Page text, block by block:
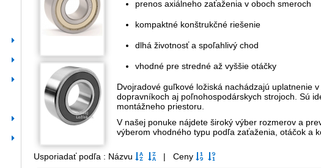
prenos axiálneho zaťaženia v oboch smeroch
kompaktné konštrukčné riešenie
dlhá životnosť a spoľahlivý chod
vhodné pre stredné až vyššie otáčky
Dvojradové guľkové ložiská nachádzajú uplatnenie
dopravníkoch aj poľnohospodárskych strojoch. Sú
montážneho priestoru.
V našej ponuke nájdete široký výber rozmerov a
výberom vhodného typu podľa zaťaženia, otáčok a
Usporiadať podľa : Názvu | Ceny